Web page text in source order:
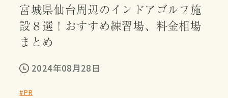
選！おすすめ練習
場、料金相場まとめ
宮城県仙台周辺のインドアゴルフ施
設８選！おすすめ練習場、料金相場
まとめ
2024年08月28日
#PR